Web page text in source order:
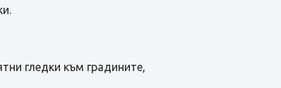
гледки към градините,